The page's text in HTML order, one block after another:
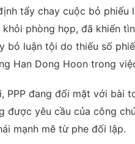
tẩy chay cuộc bỏ phiếu
khỏi phòng họp, đã khiến
bỏ luận tội do thiếu số
Han Dong Hoon trong
PPP đang đối mặt với bài
được yêu cầu của công
mạnh mẽ từ phe đối lập.